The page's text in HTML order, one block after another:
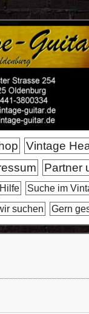
Vintage
Partner
Hilfe
Suche im
suchen Gern